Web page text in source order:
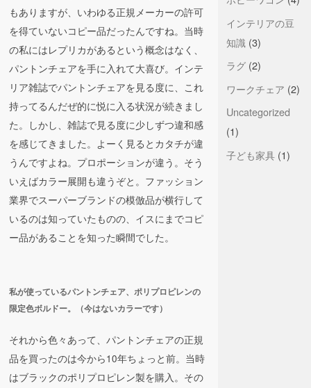
もありますが、いわゆる正規メーカーの許可
を得ていないコピー品だったんですね。当時
の私にはレプリカがあるという概念はなく、
パントンチェアを手に入れて大喜び。インテ
リア雑誌でパントンチェアを見る度に、これ
持ってるんだぜ的に悦に入る状況が続きまし
た。しかし、雑誌で見る度に少しずつ違和感
を感じてきました。よーく見るとカタチが違
うんですよね。プロポーションが違う。そう
いえばカラー展開も違うぞと。ファッション
業界でスーパーブランドの模倣品が横行して
いるのは知っていたものの、イスにまでコピ
ー品があることを知った瞬間でした。
私が使っているパントンチェア、ポリプロピレンの
限定色ボルドー。（今はないカラーです）
それから色々あって、パントンチェアの正規
品を買ったのは今から10年ちょっと前。当時
はブラックのポリプロピレン製を購入。その
インテリアの豆
知識 (3)
ラグ(2)
ワークチェア (2)
Uncategorized
(1)
子ども家具(1)